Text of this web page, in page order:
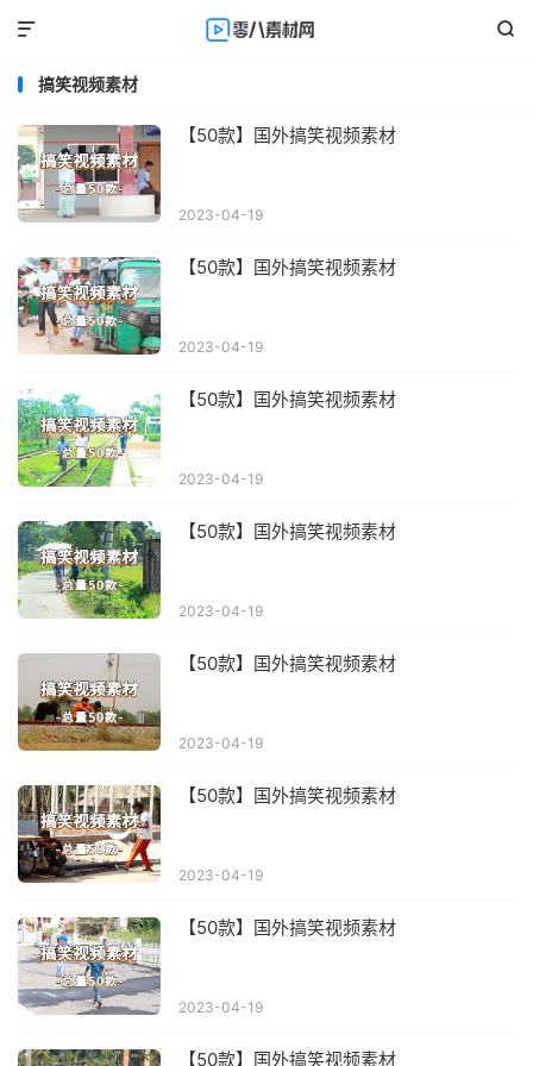


搞笑视频素材
【50款】国外搞笑视频素材
2023-04-19
【50款】国外搞笑视频素材
2023-04-19
【50款】国外搞笑视频素材
2023-04-19
【50款】国外搞笑视频素材
2023-04-19
【50款】国外搞笑视频素材
2023-04-19
【50款】国外搞笑视频素材
2023-04-19
【50款】国外搞笑视频素材
2023-04-19
【50款】国外搞笑视频素材